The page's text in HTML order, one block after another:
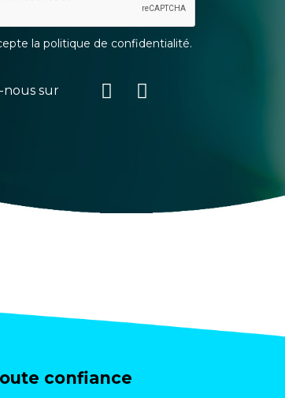
la politique de confidentialité.
nous sur
confiance